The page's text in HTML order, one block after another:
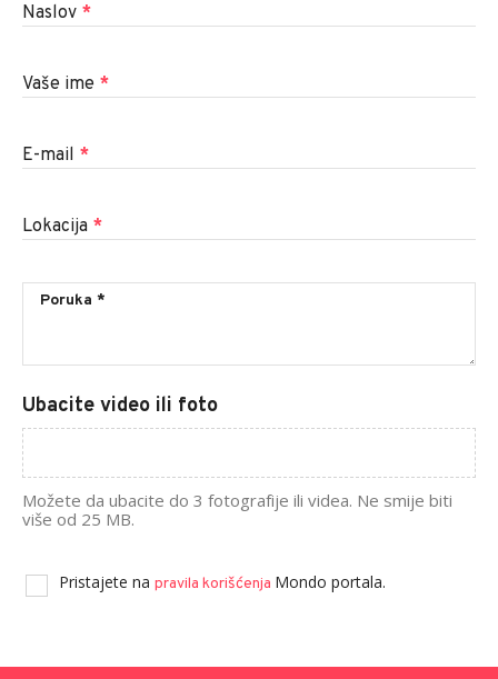
Naslov *
Vaše ime *
E-mail *
Lokacija *
Ubacite video ili foto
Možete da ubacite do 3 fotografije ili videa. Ne smije biti
više od 25 MB.
Pristajete na pravila korišćenja Mondo portala.